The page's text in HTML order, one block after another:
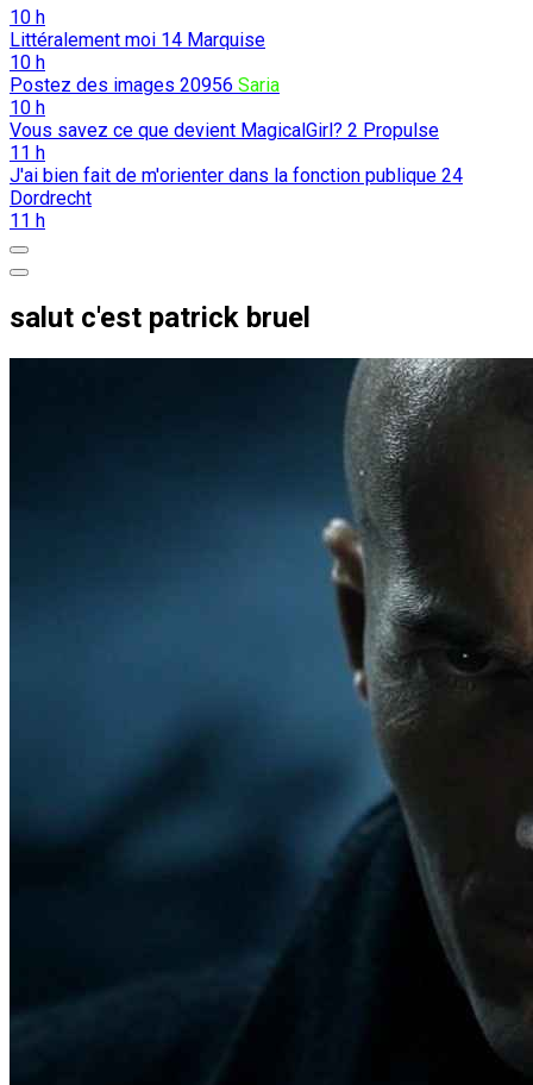
10 h
Littéralement moi 14 Marquise
10 h
Postez des images 20956 Saria
10 h
Vous savez ce que devient MagicalGirl? 2 Propulse
11 h
J'ai bien fait de m'orienter dans la fonction publique 24
Dordrecht
11 h
salut c'est patrick bruel